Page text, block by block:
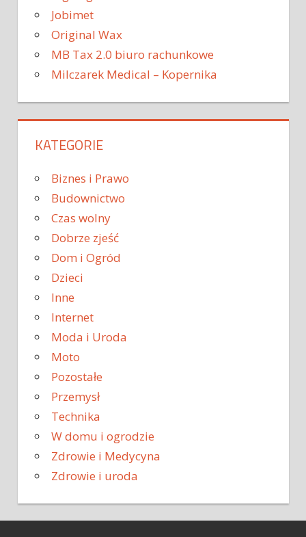
Jobimet
Original Wax
MB Tax 2.0 biuro rachunkowe
Milczarek Medical – Kopernika
KATEGORIE
Biznes i Prawo
Budownictwo
Czas wolny
Dobrze zjeść
Dom i Ogród
Dzieci
Inne
Internet
Moda i Uroda
Moto
Pozostałe
Przemysł
Technika
W domu i ogrodzie
Zdrowie i Medycyna
Zdrowie i uroda